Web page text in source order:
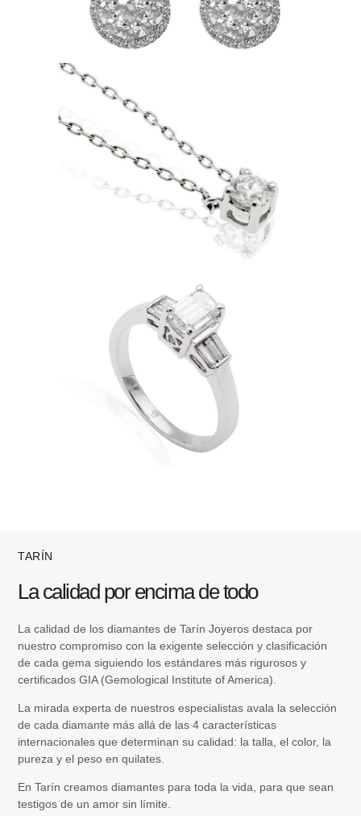
TARÍN
La calidad por encima de todo
La calidad de los diamantes de Tarín Joyeros destaca por
nuestro compromiso con la exigente selección y clasificación
de cada gema siguiendo los estándares más rigurosos y
certificados GIA (Gemological Institute of America).
La mirada experta de nuestros especialistas avala la selección
de cada diamante más allá de las 4 características
internacionales que determinan su calidad: la talla, el color, la
pureza y el peso en quilates.
En Tarín creamos diamantes para toda la vida, para que sean
testigos de un amor sin límite.